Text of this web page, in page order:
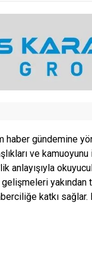
haber gündemine
ve
anlayışıyla
katkı sağlar.